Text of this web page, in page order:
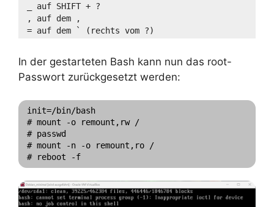
_ auf SHIFT + ?
, auf dem ,
= auf dem ` (rechts vom ?)
In der gestarteten Bash kann nun das root-
Passwort zurückgesetzt werden:
init=/bin/bash
# mount -o remount,rw /
# passwd
# mount -n -o remount,ro /
# reboot -f